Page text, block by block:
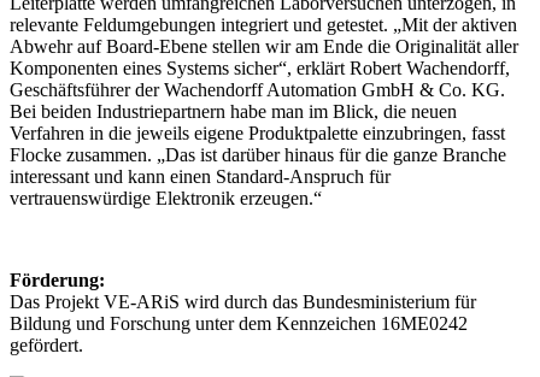
relevante Feldumgebungen integriert und getestet. „Mit der aktiven
Abwehr auf Board-Ebene stellen wir am Ende die Originalität aller
Komponenten eines Systems sicher“, erklärt Robert Wachendorff,
Geschäftsführer der Wachendorff Automation GmbH & Co. KG.
Bei beiden Industriepartnern habe man im Blick, die neuen
Verfahren in die jeweils eigene Produktpalette einzubringen, fasst
Flocke zusammen. „Das ist darüber hinaus für die ganze Branche
interessant und kann einen Standard-Anspruch für
vertrauenswürdige Elektronik erzeugen.“
Förderung:
Das Projekt VE-ARiS wird durch das Bundesministerium für
Bildung und Forschung unter dem Kennzeichen 16ME0242
gefördert.